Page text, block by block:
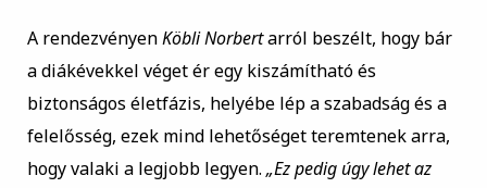
A rendezvényenKöbli Norbertarról beszélt, hogy bár
a diákévekkel véget ér egy kiszámítható és
biztonságos életfázis, helyébe lép a szabadság és a
felelősség, ezek mind lehetőséget teremtenek arra,
hogy valaki a legjobb legyen.„Ez pedig úgy lehet az